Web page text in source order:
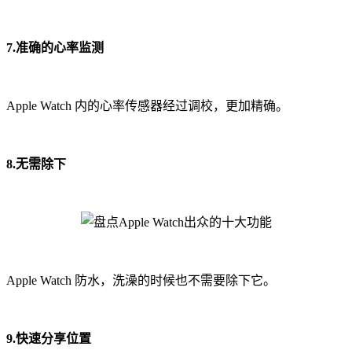
7.准确的心率监测
Apple Watch 内的心率传感器经过调校，更加精确。
8.无需除下
Apple Watch 防水，洗澡的时候也不需要除下它。
9.快速分享位置